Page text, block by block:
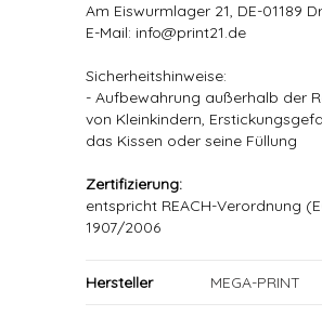
Am Eiswurmlager 21, DE-01189
E-Mail: info@print21.de
Sicherheitshinweise:
- Aufbewahrung außerhalb der
von Kleinkindern,
das Kissen oder seine Füllung
Zertifizierung:
entspricht REACH-Verordnung
1907/2006
Hersteller MEGA-PRINT